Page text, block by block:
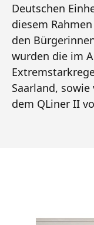
Deutschen
diesem
den
wurden die im
Saarland,
dem QLiner II